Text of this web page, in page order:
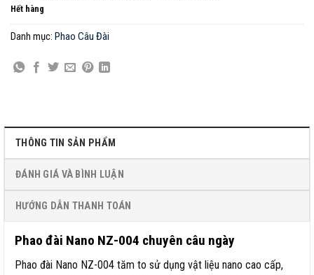
Hết hàng
Danh mục: Phao Câu Đài
THÔNG TIN SẢN PHẨM
ĐÁNH GIÁ VÀ BÌNH LUẬN
HƯỚNG DẪN THANH TOÁN
Phao đài Nano NZ-004 chuyên câu ngày
Phao đài Nano NZ-004 tăm to sử dụng vật liệu nano cao cấp,